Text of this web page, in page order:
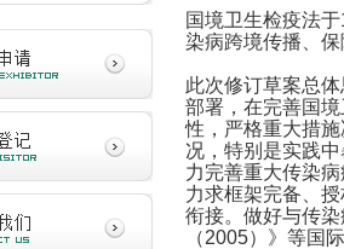
国境卫生检疫法
染病跨境传播、
此次修订草案总
部署，在完善国
性，严格重大措
况，特别是实践
力完善重大传染
力求框架完备、
衔接。做好与传
（2005）》等国